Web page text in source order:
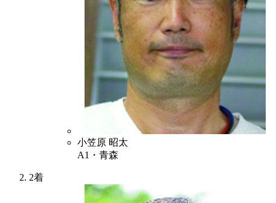
小笠原 昭太
A1・青森
2着